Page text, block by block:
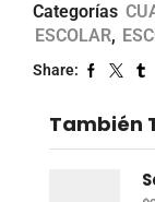
Categorías
ESCOLAR,
Share:
También